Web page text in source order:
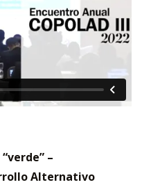
–
Alternativo